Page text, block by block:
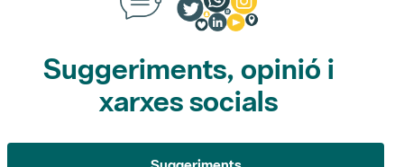
Suggeriments, opinió i
xarxes socials